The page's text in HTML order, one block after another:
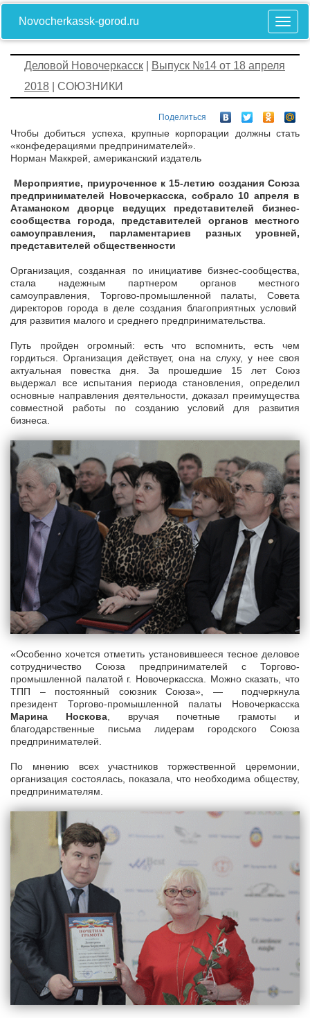
Novocherkassk-gorod.ru
Деловой Новочеркасск
Выпуск №14 от 18 апреля
2018 | СОЮЗНИКИ
Поделиться
Чтобы добиться успеха, крупные корпорации должны стать
«конфедерациями предпринимателей».
Норман Маккрей, американский издатель
Мероприятие, приуроченное к 15-летию создания Союза
предпринимателей Новочеркасска, собрало 10 апреля в
Атаманском дворце ведущих представителей бизнес-
сообщества города, представителей органов местного
самоуправления, парламентариев разных уровней,
представителей общественности
Организация, созданная по инициативе бизнес-сообщества,
стала надежным партнером органов местного
самоуправления, Торгово-промышленной палаты, Совета
директоров города в деле создания благоприятных условий
для развития малого и среднего предпринимательства.
Путь пройден огромный: есть что вспомнить, есть чем
гордиться. Организация действует, она на слуху, у нее своя
актуальная повестка дня. За прошедшие 15 лет Союз
выдержал все испытания периода становления, определил
основные направления деятельности, доказал преимущества
совместной работы по созданию условий для развития
бизнеса.
«Особенно хочется отметить установившееся тесное деловое
сотрудничество Союза предпринимателей с Торгово-
промышленной палатой г. Новочеркасска. Можно сказать, что
ТПП – постоянный союзник Союза», — подчеркнула
президент Торгово-промышленной палаты Новочеркасска
Марина Носкова, вручая почетные грамоты и
благодарственные письма лидерам городского Союза
предпринимателей.
По мнению всех участников торжественной церемонии,
организация состоялась, показала, что необходима обществу,
предпринимателям.